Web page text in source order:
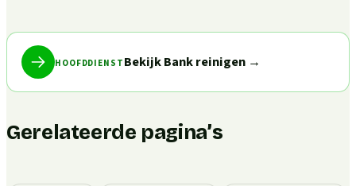
HOOFDDIENST Bekijk Bank reinigen→
Gerelateerde pagina’s